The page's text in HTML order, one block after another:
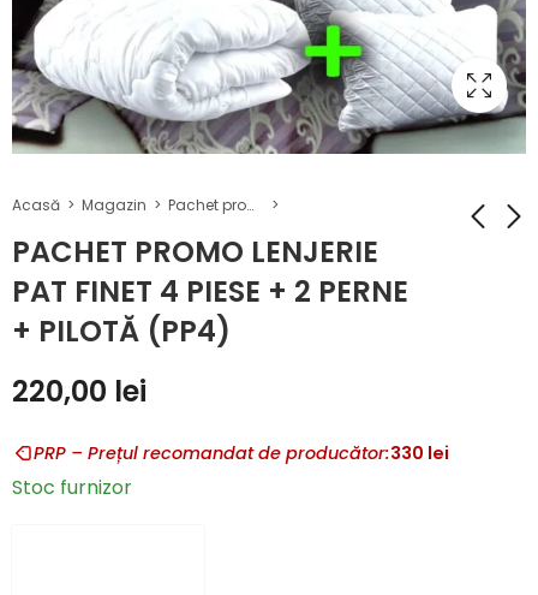
Acasă Magazin Pachet promo lenjerie pat finet 4 piese+2 perne+pilotă
PACHET PROMO LENJERIE
PAT FINET 4 PIESE + 2 PERNE
+ PILOTĂ (PP4)
PACHET PROMO
PACHET PROMO
220,00 lei
PRP – Prețul recomandat de producător:330 lei
Stoc furnizor